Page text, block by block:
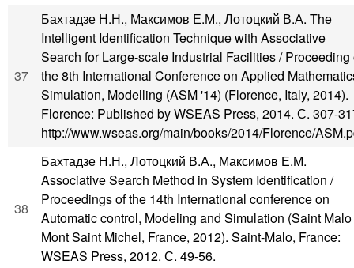
37
Бахтадзе Н.Н., Максимов Е.М., Лотоцкий В.А. The
Intelligent Identification Technique with Associative
Search for Large-scale Industrial Facilities / Proceeding
the 8th International Conference on Applied
Simulation, Modelling (ASM '14) (Florence, Italy, 2014).
Florence: Published by WSEAS Press, 2014. С. 307-
http://www.wseas.org/main/books/2014/Florence/
38
Бахтадзе Н.Н., Лотоцкий В.А., Максимов Е.М.
Associative Search Method in System Identification /
Proceedings of the 14th International conference on
Automatic control, Modeling and Simulation (Saint
Mont Saint Michel, France, 2012). Saint-Malo, France:
WSEAS Press, 2012. С. 49-56.